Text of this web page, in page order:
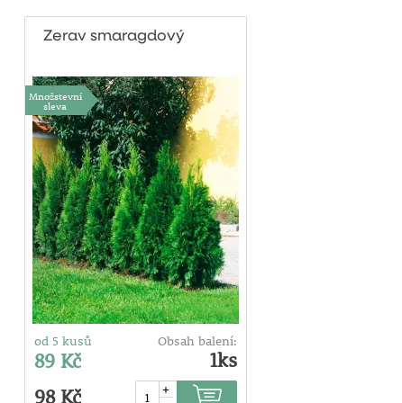
Zerav smaragdový
Množstevní
sleva
od 5 kusů
89 Kč
Obsah balení:
1ks
98 Kč
+